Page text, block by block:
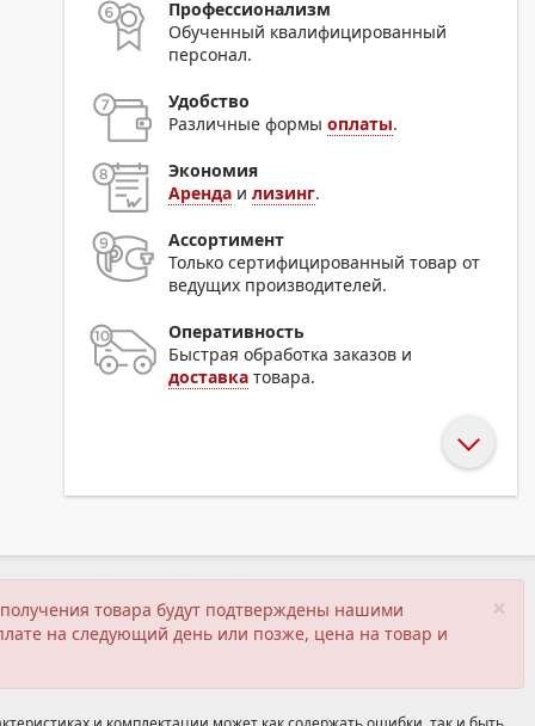
Профессионализм
Обученный квалифицированный
персонал.
Удобство
Различные формыоплаты.
Экономия
Аренда илизинг.
Ассортимент
Только сертифицированный товар от
ведущих производителей.
Оперативность
Быстрая обработка заказов и
доставка товара.
×
товара будут подтверждены нашими
на следующий день или позже, цена на товар и